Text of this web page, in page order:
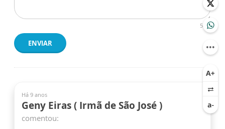
500
ENVIAR
Há 9 anos
Geny Eiras ( Irmã de São José )
comentou: